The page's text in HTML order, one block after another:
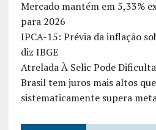
Mercado mantém em 5,33%
para 2026
IPCA-15: Prévia da inflação
diz IBGE
Atrelada À Selic Pode
Brasil tem juros mais altos
sistematicamente supera